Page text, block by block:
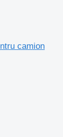
camion